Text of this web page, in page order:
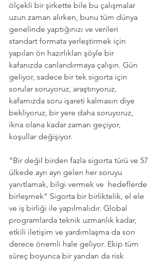
ölçekli bir şirkette bile bu çalışmalar
uzun zaman alırken, bunu tüm dünya
genelinde yaptığınızı ve verileri
standart formata yerleştirmek için
yapılan ön hazırlıkları şöyle bir
kafanızda canlandırmaya çalışın. Gün
geliyor, sadece bir tek sigorta için
sorular soruyoruz, araştırıyoruz,
kafamızda soru işareti kalmasın diye
bekliyoruz, bir yere daha soruyoruz,
ikna olana kadar zaman geçiyor,
koşullar değişiyor.
"Bir değil birden fazla sigorta türü ve 57
ülkede ayrı ayrı gelen her soruyu
yanıtlamak, bilgi vermek ve  hedeflerde
birleşmek" Sigorta bir birliktelik, el ele
ve iş birliği ile yapılmalıdır. Global
programlarda teknik uzmanlık kadar,
etkili iletişim ve yardımlaşma da son
derece önemli hale geliyor. Ekip tüm
süreç boyunca bir yandan da risk